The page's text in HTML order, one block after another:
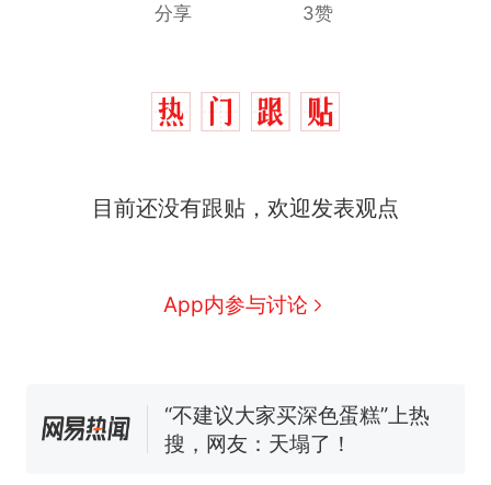
分享 3赞
目前还没有跟贴，欢迎发表观点
App内参与讨论
热
那个在床头放菜刀的女孩，
交5060元才肯搬上楼！女子傻
佛山一中学招聘物理教师，笔
南航一航班疑向乘客发放西梅
汁，致多名乘客在飞行途中排